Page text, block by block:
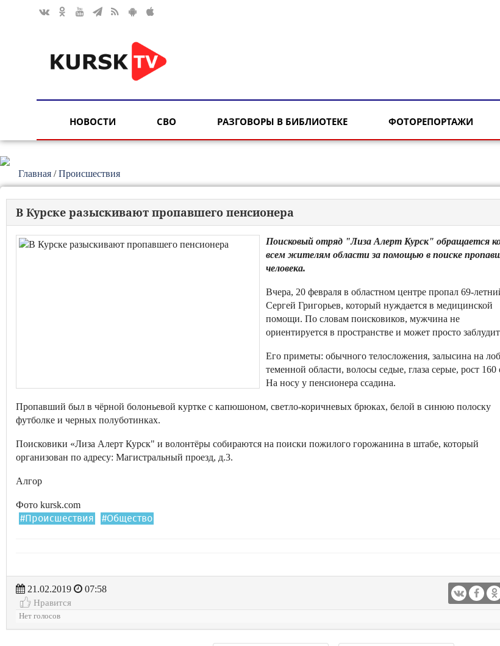
НОВОСТИ СВО РАЗГОВОРЫ В БИБЛИОТЕКЕ ФОТОРЕПОРТАЖИ
Главная /Происшествия
В Курске разыскивают пропавшего пенсионера
Поисковый отряд "Лиза Алерт Курск" обращается
всем жителям области за помощью в поиске
человека.
Вчера, 20 февраля в областном центре пропал 69-
Сергей Григорьев, который нуждается в медицинской
помощи. По словам поисковиков, мужчина не
ориентируется в пространстве и может просто
Его приметы: обычного телосложения, залысина на
теменной области, волосы седые, глаза серые, рост 160
На носу у пенсионера ссадина.
Пропавший был в чёрной болоньевой куртке с капюшоном, светло-коричневых брюках, белой в синюю полоску
футболке и черных полуботинках.
Поисковики «Лиза Алерт Курск" и волонтёры собираются на поиски пожилого горожанина в штабе, который
организован по адресу: Магистральный проезд, д.3.
Алгор
Фото kursk.com
#Происшествия #Общество
21.02.2019
07:58
Нравится
Нет голосов